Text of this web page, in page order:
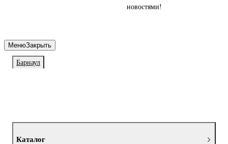
новостями!
Барнаул
МенюЗакрыть
Каталог